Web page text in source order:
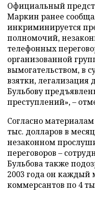
Официальный
Маркин ранее
инкриминируется
полномочий,
телефонных
организованной
вымогательством, в
взятки, легализация
Бульбову
преступлений», –
Согласно
тыс. долларов в
незаконном
переговоров –
Бульбова также
2003 года он каждый
коммерсантов по 4